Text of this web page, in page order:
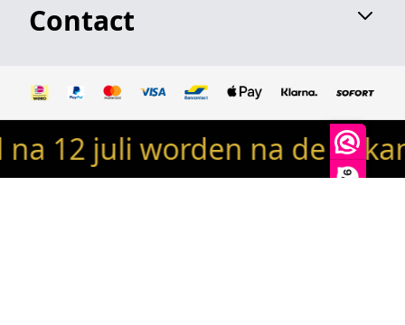
9,9
Contact
© 2024 Robin's woondeco / robinswoondeco.nl - Alle
rechten voorbehouden
juli worden na de